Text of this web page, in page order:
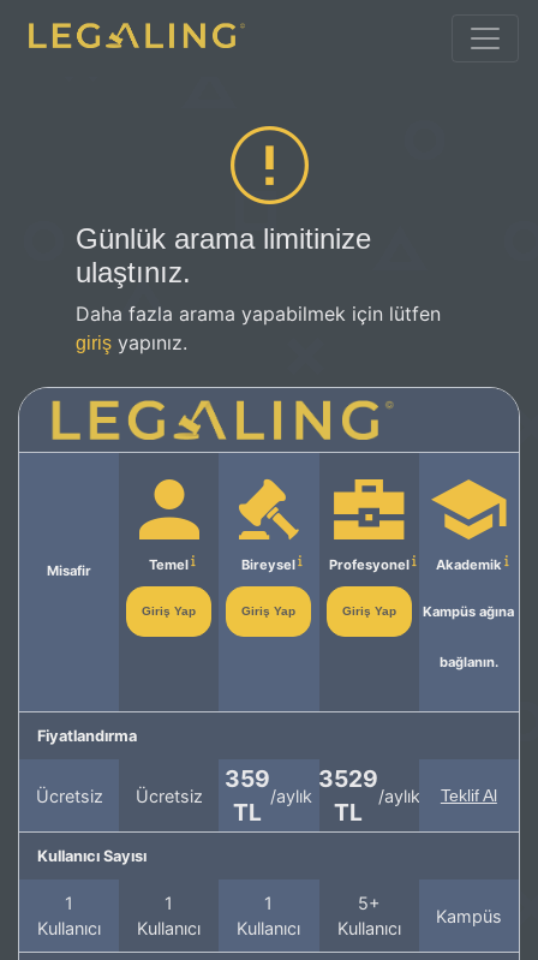
Günlük arama limitinize
ulaştınız.
Daha fazla arama yapabilmek için lütfen
giriş yapınız.
Misafir Temel
Giriş Yap
Bireysel
Giriş Yap
Profesyonel
Giriş Yap
Akademik
Kampüs ağına
bağlanın.
Fiyatlandırma
Ücretsiz Ücretsiz
359
TL
/aylık
3529
TL
/aylık Teklif Al
Kullanıcı Sayısı
1
Kullanıcı
1
Kullanıcı
1
Kullanıcı
5+
Kullanıcı
Kampüs